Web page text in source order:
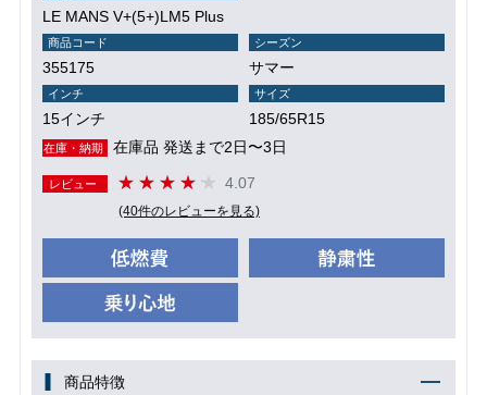
LE MANS V+(5+)LM5 Plus
商品コード
355175
シーズン
サマー
インチ
15インチ
サイズ
185/65R15
在庫・納期 在庫品 発送まで2日〜3日
レビュー 4.07
(40件のレビューを見る)
商品特徴